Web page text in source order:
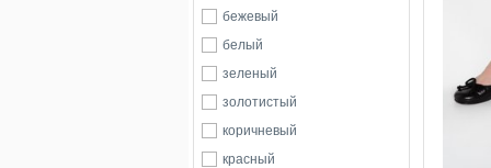
бежевый
белый
зеленый
золотистый
коричневый
красный